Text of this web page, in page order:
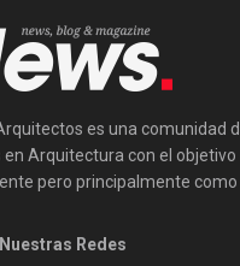
es una comunidad
Arquitectura con el objetivo
pero principalmente como
Redes